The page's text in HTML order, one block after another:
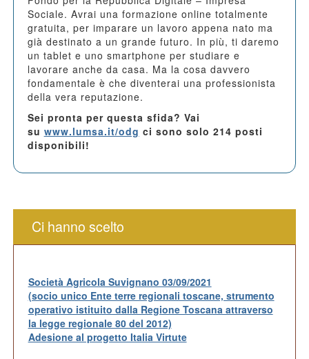
Sociale. Avrai una formazione online totalmente
gratuita, per imparare un lavoro appena nato ma
già destinato a un grande futuro. In più, ti daremo
un tablet e uno smartphone per studiare e
lavorare anche da casa. Ma la cosa davvero
fondamentale è che diventerai una professionista
della vera reputazione.
Sei pronta per questa sfida? Vai
su www.lumsa.it/odg ci sono solo 214 posti
disponibili!
Ci hanno scelto
Società Agricola Suvignano 03/09/2021
(socio unico Ente terre regionali toscane, strumento
operativo istituito dalla Regione Toscana attraverso
la legge regionale 80 del 2012)
Adesione al progetto Italia Virtute